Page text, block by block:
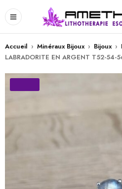
Accueil › Minéraux Bijoux › Bijoux ›
LABRADORITE EN ARGENT T52-54-